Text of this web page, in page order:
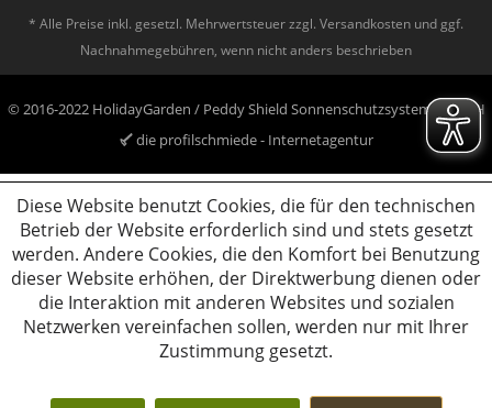
* Alle Preise inkl. gesetzl. Mehrwertsteuer zzgl. Versandkosten und ggf.
Nachnahmegebühren, wenn nicht anders beschrieben
© 2016-2022 HolidayGarden / Peddy Shield Sonnenschutzsysteme GmbH
die profilschmiede - Internetagentur
Diese Website benutzt Cookies, die für den technischen
Betrieb der Website erforderlich sind und stets gesetzt
werden. Andere Cookies, die den Komfort bei Benutzung
dieser Website erhöhen, der Direktwerbung dienen oder
die Interaktion mit anderen Websites und sozialen
Netzwerken vereinfachen sollen, werden nur mit Ihrer
Zustimmung gesetzt.